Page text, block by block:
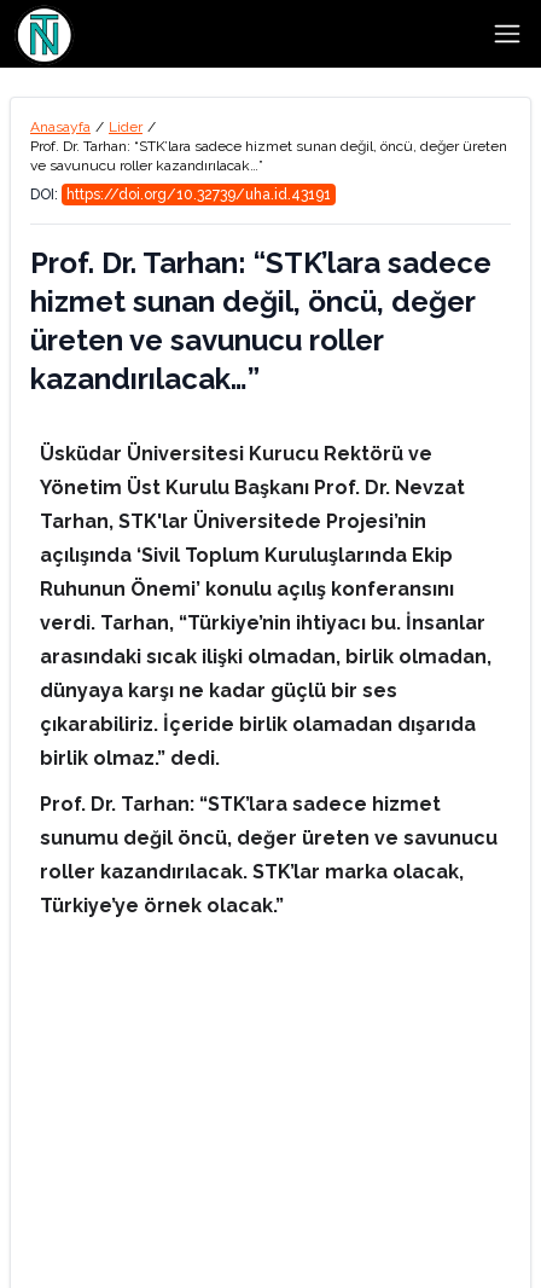
Anasayfa / Lider /
Prof. Dr. Tarhan: “STK’lara sadece hizmet sunan değil, öncü, değer üreten
ve savunucu roller kazandırılacak…”
DOI:
https://doi.org/10.32739/uha.id.43191
Prof. Dr. Tarhan: “STK’lara sadece
hizmet sunan değil, öncü, değer
üreten ve savunucu roller
kazandırılacak…”
Üsküdar Üniversitesi Kurucu Rektörü ve
Yönetim Üst Kurulu Başkanı Prof. Dr. Nevzat
Tarhan, STK'lar Üniversitede Projesi’nin
açılışında ‘Sivil Toplum Kuruluşlarında Ekip
Ruhunun Önemi’ konulu açılış konferansını
verdi. Tarhan, “Türkiye’nin ihtiyacı bu. İnsanlar
arasındaki sıcak ilişki olmadan, birlik olmadan,
dünyaya karşı ne kadar güçlü bir ses
çıkarabiliriz. İçeride birlik olamadan dışarıda
birlik olmaz.” dedi.
Prof. Dr. Tarhan: “STK’lara sadece hizmet
sunumu değil öncü, değer üreten ve savunucu
roller kazandırılacak. STK’lar marka olacak,
Türkiye’ye örnek olacak.”